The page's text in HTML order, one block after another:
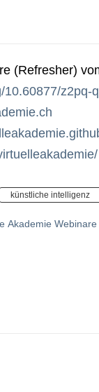
(Refresher)
10.60877/z2pq-
künstliche intelligenz
Akademie